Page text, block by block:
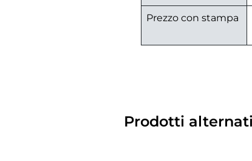
Prezzo con stampa
Prodotti